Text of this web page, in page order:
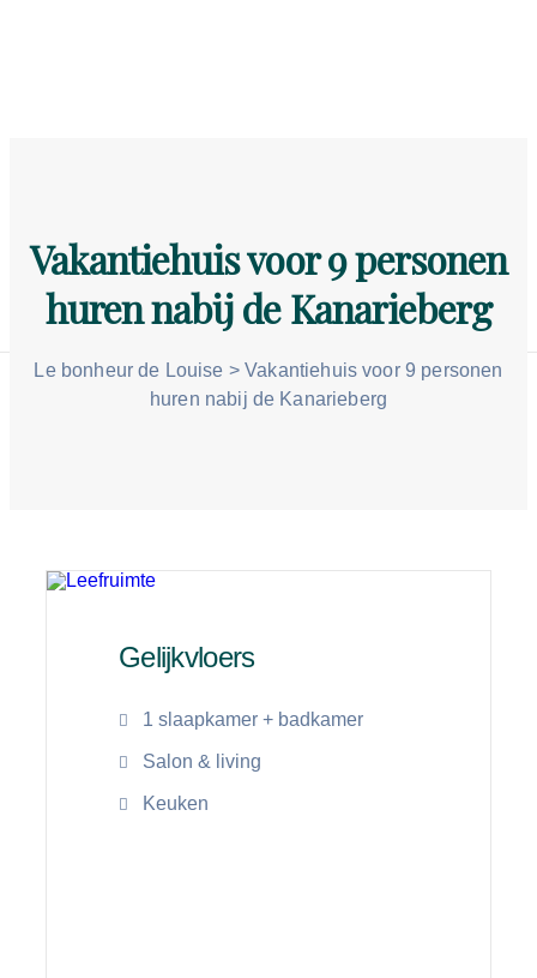
Gastenboek
Tarief
Contact
Vakantiehuis voor 9 personen
huren nabij de Kanarieberg
Le bonheur de Louise >Vakantiehuis voor 9 personen
huren nabij de Kanarieberg
Gelijkvloers
1 slaapkamer + badkamer
Salon & living
Keuken